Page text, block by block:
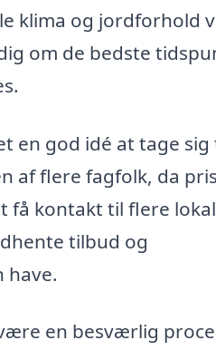
klima og jordforhold
om de bedste
en god idé at tage sig
af flere fagfolk, da
få kontakt til flere
tilbud og
have.
en besværlig